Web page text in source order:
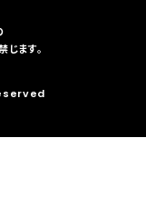
じます。